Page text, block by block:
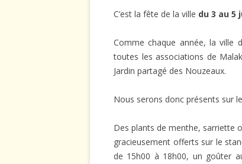
C’est la fête de la ville du 3 au 5
Comme chaque année, la ville
toutes les associations de
Jardin partagé des Nouzeaux.
Nous serons donc présents sur
Des plants de menthe, sarriette
gracieusement offerts sur le
de 15h00 à 18h00, un goûter